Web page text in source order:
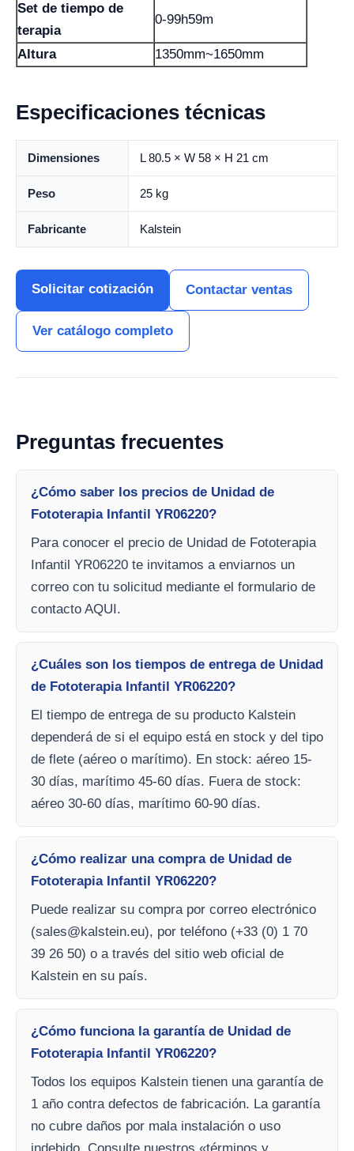
Set de tiempo de
terapia
0-99h59m
Altura 1350mm~1650mm
Especificaciones técnicas
Dimensiones L 80.5 × W 58 × H 21 cm
Peso 25 kg
Fabricante Kalstein
Solicitar cotización Contactar ventas
Ver catálogo completo
Preguntas frecuentes
¿Cómo saber los precios de Unidad de
Fototerapia Infantil YR06220?
Para conocer el precio de Unidad de Fototerapia
Infantil YR06220 te invitamos a enviarnos un
correo con tu solicitud mediante el formulario de
contacto AQUI.
¿Cuáles son los tiempos de entrega de Unidad
de Fototerapia Infantil YR06220?
El tiempo de entrega de su producto Kalstein
dependerá de si el equipo está en stock y del tipo
de flete (aéreo o marítimo). En stock: aéreo 15-
30 días, marítimo 45-60 días. Fuera de stock:
aéreo 30-60 días, marítimo 60-90 días.
¿Cómo realizar una compra de Unidad de
Fototerapia Infantil YR06220?
Puede realizar su compra por correo electrónico
(sales@kalstein.eu), por teléfono (+33 (0) 1 70
39 26 50) o a través del sitio web oficial de
Kalstein en su país.
¿Cómo funciona la garantía de Unidad de
Fototerapia Infantil YR06220?
Todos los equipos Kalstein tienen una garantía de
1 año contra defectos de fabricación. La garantía
no cubre daños por mala instalación o uso